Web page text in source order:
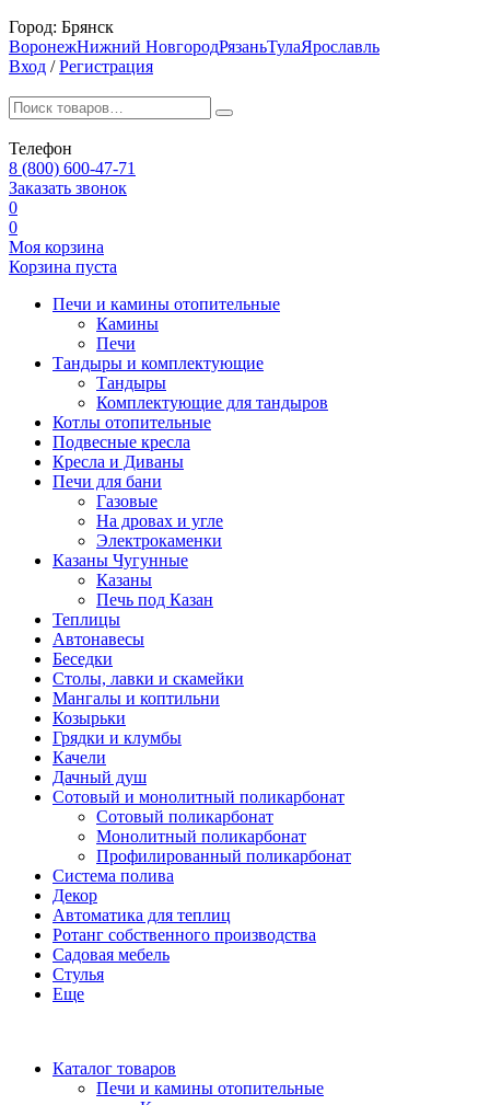
Город: Брянск
ВоронежНижний НовгородРязаньТулаЯрославль
Вход / Регистрация
Телефон
8 (800) 600-47-71
Заказать звонок
0
0
Моя корзина
Корзина пуста
Печи и камины отопительные
Камины
Печи
Тандыры и комплектующие
Тандыры
Комплектующие для тандыров
Котлы отопительные
Подвесные кресла
Кресла и Диваны
Печи для бани
Газовые
На дровах и угле
Электрокаменки
Казаны Чугунные
Казаны
Печь под Казан
Теплицы
Автонавесы
Беседки
Столы, лавки и скамейки
Мангалы и коптильни
Козырьки
Грядки и клумбы
Качели
Дачный душ
Сотовый и монолитный поликарбонат
Сотовый поликарбонат
Монолитный поликарбонат
Профилированный поликарбонат
Система полива
Декор
Автоматика для теплиц
Ротанг собственного производства
Садовая мебель
Стулья
Еще
Каталог товаров
Печи и камины отопительные